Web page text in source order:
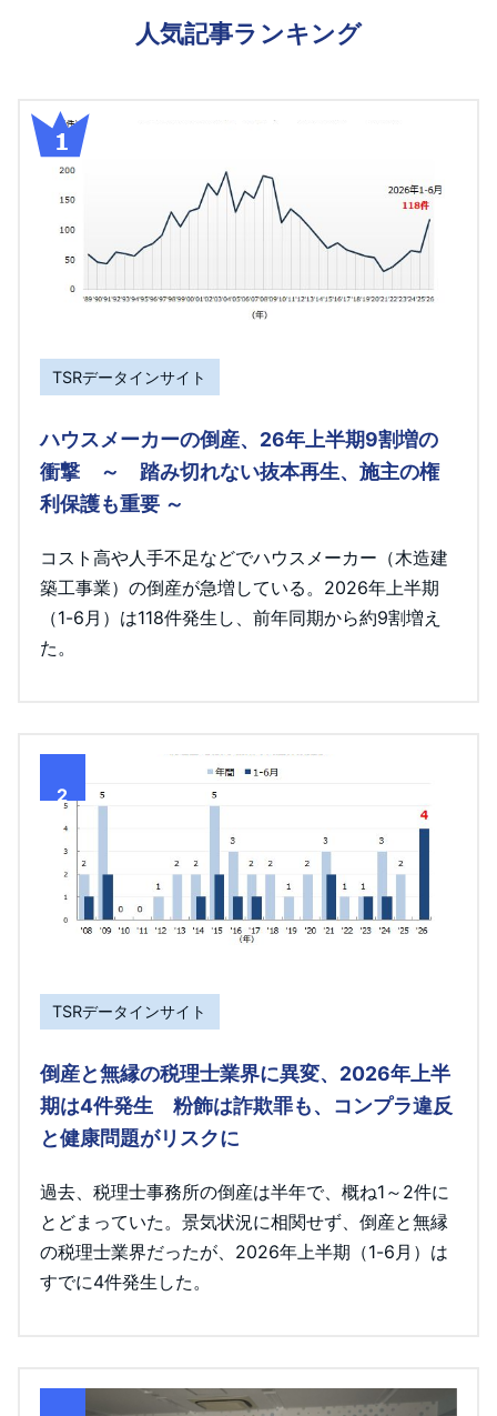
人気記事ランキング
TSRデータインサイト
ハウスメーカーの倒産、26年上半期9割増の
衝撃 ～ 踏み切れない抜本再生、施主の権
利保護も重要 ～
コスト高や人手不足などでハウスメーカー（木造建
築工事業）の倒産が急増している。2026年上半期
（1-6月）は118件発生し、前年同期から約9割増え
た。
2
TSRデータインサイト
倒産と無縁の税理士業界に異変、2026年上半
期は4件発生 粉飾は詐欺罪も、コンプラ違反
と健康問題がリスクに
過去、税理士事務所の倒産は半年で、概ね1～2件に
とどまっていた。景気状況に相関せず、倒産と無縁
の税理士業界だったが、2026年上半期（1-6月）は
すでに4件発生した。